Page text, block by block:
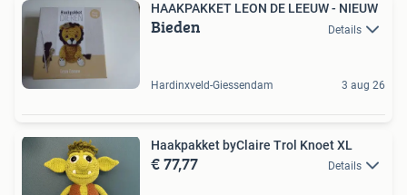
HAAKPAKKET LEON DE LEEUW - NIEUW
Bieden Details
Hardinxveld-Giessendam 3 aug 26
Haakpakket byClaire Trol Knoet XL
€ 77,77 Details